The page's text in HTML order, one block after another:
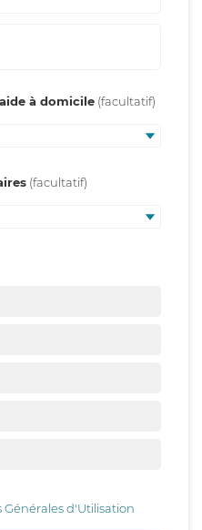
à domicile
Générales d'Utilisation